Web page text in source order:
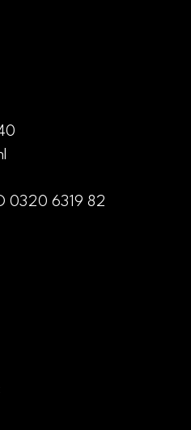
0320 6319 82